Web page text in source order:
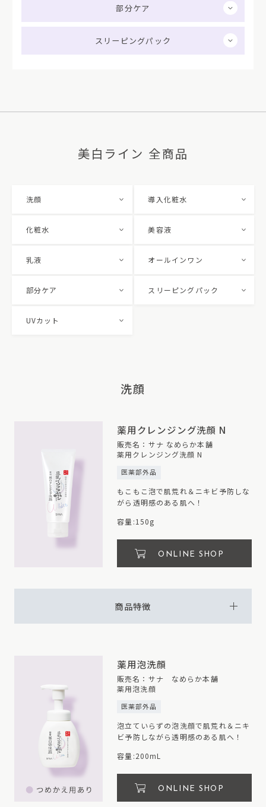
部分ケア
スリーピングパック
美白ライン 全商品
洗顔 導入化粧水
化粧水 美容液
乳液 オールインワン
部分ケア スリーピングパック
UVカット
洗顔
薬用クレンジング洗顔 N
販売名：サナ なめらか本舗
薬用クレンジング洗顔 N
医薬部外品
もこもこ泡で肌荒れ＆ニキビ予防しな
がら透明感のある肌へ！
容量:150g
ONLINE SHOP
商品特徴
薬用泡洗顔
販売名：サナ なめらか本舗
薬用泡洗顔
医薬部外品
泡立ていらずの泡洗顔で肌荒れ＆ニキ
ビ予防しながら透明感のある肌へ！
容量:200mL
ONLINE SHOP